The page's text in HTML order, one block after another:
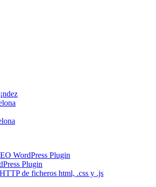
WordPress Plugin
Plugin
de ficheros html, .css y .js